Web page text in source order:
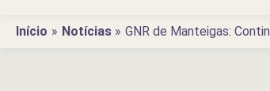
Início Notícias GNR de Manteigas: